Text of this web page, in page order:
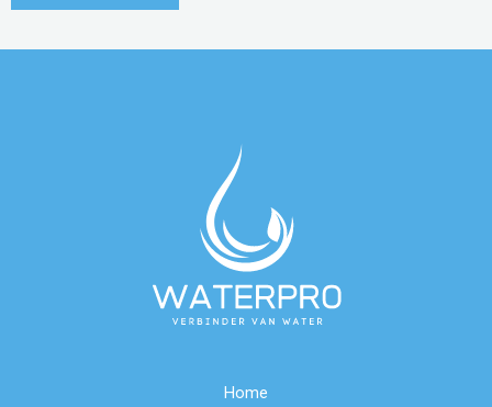
*
Home